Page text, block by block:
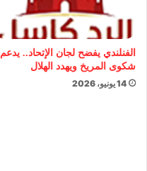
الفنلندي يفضح لجان الإتحاد.. يدعم
شكوى المريخ ويهدد الهلال
14 يونيو، 2026